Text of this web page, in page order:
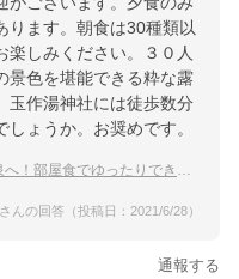
ります。朝食は30種類以
楽しみください。３０人
景色を堪能できる粋な露
玉作湯神社には徒歩数分
ょうか。お奨めです。
屋食でゆったりできる温泉宿は？
んの回答（投稿日：2021/6/28）
通報する